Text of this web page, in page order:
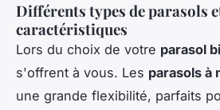
Différents types de parasols
caractéristiques
Lors du choix de votre parasol
s'offrent à vous. Les parasols à
une grande flexibilité, parfaits